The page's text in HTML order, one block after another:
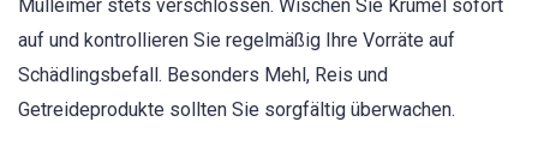
Mülleimer stets verschlossen. Wischen Sie Krümel sofort
auf und kontrollieren Sie regelmäßig Ihre Vorräte auf
Schädlingsbefall. Besonders Mehl, Reis und
Getreideprodukte sollten Sie sorgfältig überwachen.